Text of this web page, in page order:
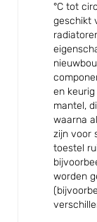
°C tot
geschikt
en
mantel,
waarna
zijn voor
toestel
worden